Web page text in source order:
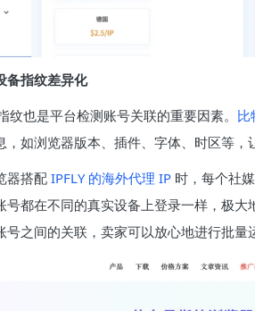
备指纹差异化
纹也是平台检测账号关联的重要因素。 比
如浏览器版本、插件、字体、时区等，
器搭配 IPFLY 的海外代理 IP 时，每个社
号都在不同的真实设备上登录一样，极大
之间的关联，卖家可以放心地进行批量